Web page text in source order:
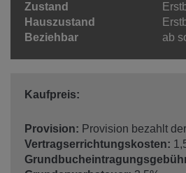
Zustand
Hauszustand
Beziehbar
ab
Kaufpreis:
Provision: Provision bezahlt
Vertragserrichtungskosten: